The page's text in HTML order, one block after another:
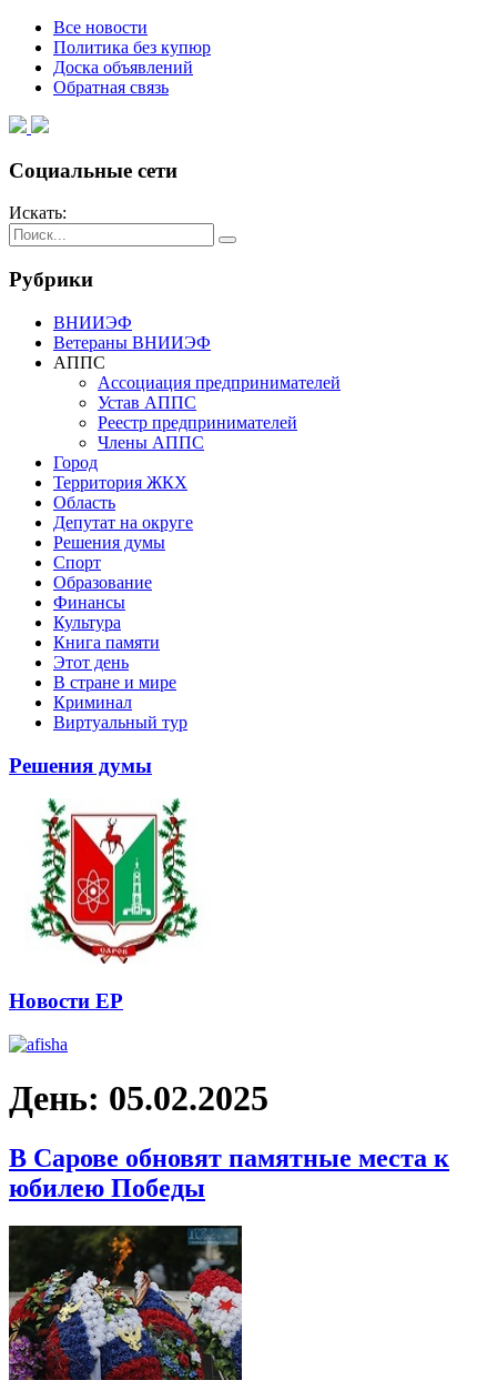
Все новости
Политика без купюр
Доска объявлений
Обратная связь
Социальные сети
Искать:
Рубрики
ВНИИЭФ
Ветераны ВНИИЭФ
АППС
Ассоциация предпринимателей
Устав АППС
Реестр предпринимателей
Члены АППС
Город
Территория ЖКХ
Область
Депутат на округе
Решения думы
Спорт
Образование
Финансы
Культура
Книга памяти
Этот день
В стране и мире
Криминал
Виртуальный тур
Решения думы
Новости ЕР
День: 05.02.2025
В Сарове обновят памятные места к
юбилею Победы